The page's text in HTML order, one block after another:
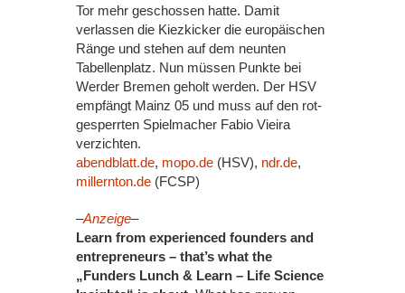
Tor mehr geschossen hatte. Damit
verlassen die Kiezkicker die europäischen
Ränge und stehen auf dem neunten
Tabellenplatz. Nun müssen Punkte bei
Werder Bremen geholt werden. Der HSV
empfängt Mainz 05 und muss auf den rot-
gesperrten Spielmacher Fabio Vieira
verzichten.
abendblatt.de, mopo.de (HSV), ndr.de,
millernton.de (FCSP)
–Anzeige–
Learn from experienced founders and
entrepreneurs – that’s what the
„Funders Lunch & Learn – Life Science